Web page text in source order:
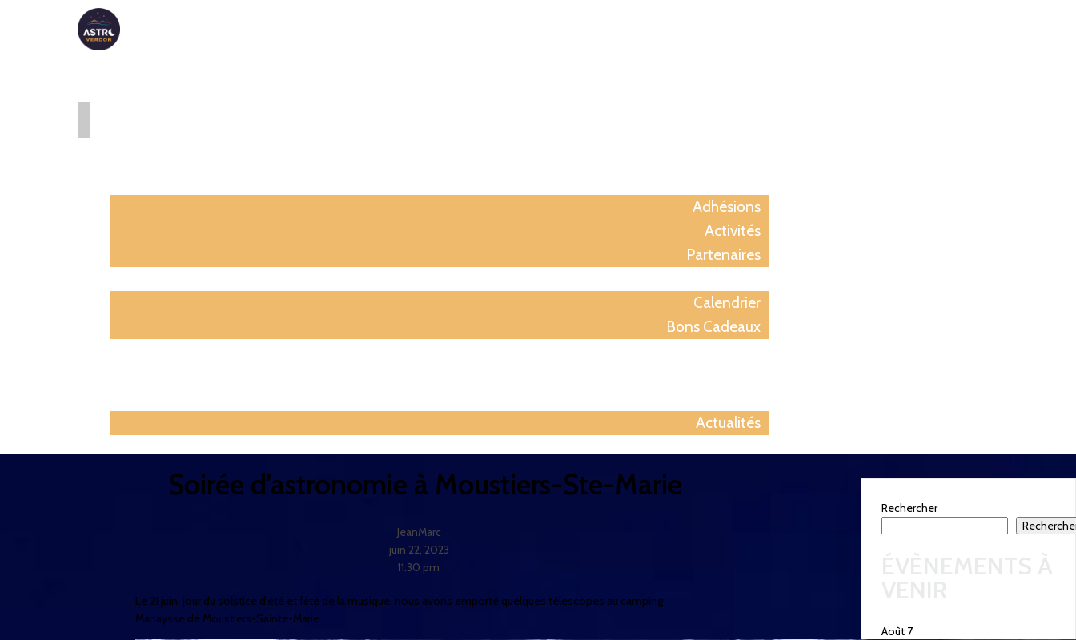
Adhésions
Activités
Partenaires
Calendrier
Bons Cadeaux
Actualités
Soirée d’astronomie à Moustiers-Ste-Marie
JeanMarc
juin 22, 2023
11:30 pm
Le 21 juin, jour du solstice d'été et fête de la musique, nous avons emporté quelques télescopes au camping
Manaysse de Moustiers-Sainte-Marie
Rechercher
Août 7